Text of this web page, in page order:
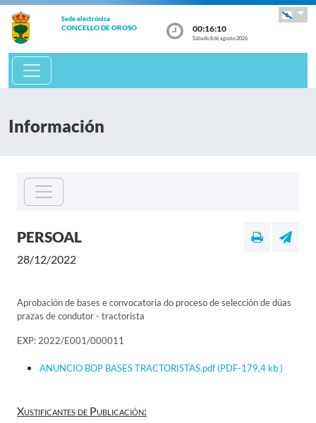
Sede electrónica
CONCELLO DE OROSO 00:16:10
Sábado 8 de agosto 2026
Información
PERSOAL
28/12/2022
Aprobación de bases e convocatoria do proceso de selección de dúas
prazas de condutor - tractorista
EXP: 2022/E001/000011
ANUNCIO BOP BASES TRACTORISTAS.pdf(PDF-179,4 kb )
Xustificantes de Publicación: